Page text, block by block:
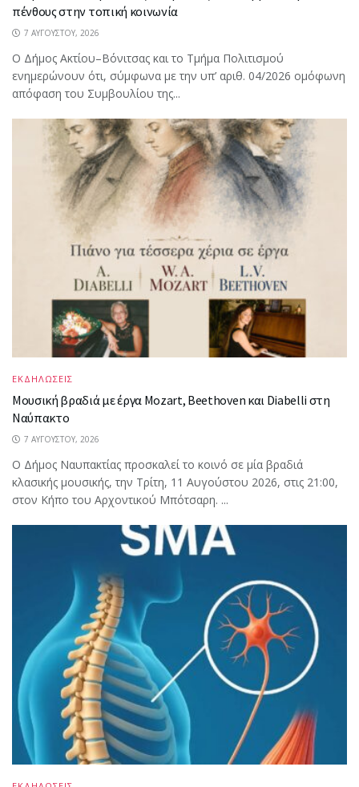
πένθους στην τοπική κοινωνία
7 ΑΥΓΟΎΣΤΟΥ, 2026
Ο Δήμος Ακτίου–Βόνιτσας και το Τμήμα Πολιτισμού
ενημερώνουν ότι, σύμφωνα με την υπ’ αριθ. 04/2026 ομόφωνη
απόφαση του Συμβουλίου της...
ΕΚΔΗΛΩΣΕΙΣ
Μουσική βραδιά με έργα Mozart, Beethoven και Diabelli στη
Ναύπακτο
7 ΑΥΓΟΎΣΤΟΥ, 2026
Ο Δήμος Ναυπακτίας προσκαλεί το κοινό σε μία βραδιά
κλασικής μουσικής, την Τρίτη, 11 Αυγούστου 2026, στις 21:00,
στον Κήπο του Αρχοντικού Μπότσαρη. ...